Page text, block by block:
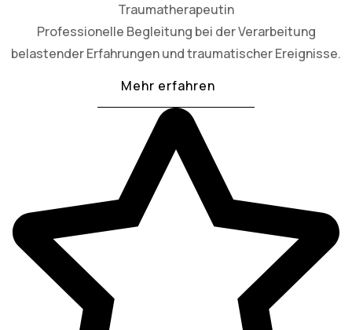
Traumatherapeutin
Professionelle Begleitung bei der Verarbeitung
belastender Erfahrungen und traumatischer Ereignisse.
Mehr erfahren